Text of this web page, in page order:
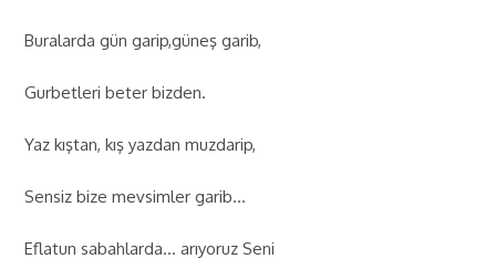
Buralarda gün garip,güneş garib,
Gurbetleri beter bizden.
Yaz kıştan, kış yazdan muzdarip,
Sensiz bize mevsimler garib…
Eflatun sabahlarda… arıyoruz Seni